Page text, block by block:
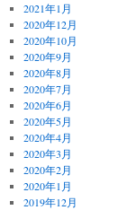
2021年1月
2020年12月
2020年10月
2020年9月
2020年8月
2020年7月
2020年6月
2020年5月
2020年4月
2020年3月
2020年2月
2020年1月
2019年12月